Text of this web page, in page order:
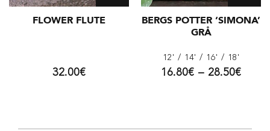
FLOWER FLUTE
32.00€
BERGS POTTER ‘SIMONA’
GRÅ
12' / 14' / 16' / 18'
16.80€ – 28.50€